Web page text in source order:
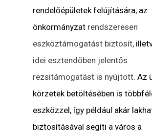
rendelőépületek felújítására, az
önkormányzat rendszeresen
eszköztámogatást biztosít,
idei esztendőben jelentős
rezsitámogatást is nyújtott. Az
körzetek betöltésében is
eszközzel, így például akár
biztosításával segíti a város a